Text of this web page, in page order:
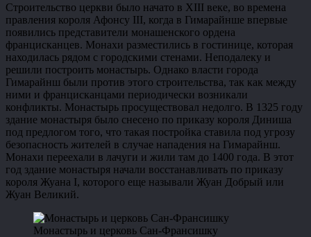
Строительство церкви было начато в XIII веке, во времена
правления короля Афонсу III, когда в Гимарайнше впервые
появились представители монашенского ордена
францисканцев. Монахи разместились в гостинице, которая
находилась рядом с городскими стенами. Неподалеку и
решили построить монастырь. Однако власти города
Гимарайнш были против этого строительства, так как между
ними и францисканцами периодически возникали
конфликты. Монастырь просуществовал недолго. В 1325 году
здание монастыря было снесено по приказу короля Диниша
под предлогом того, что такая постройка ставила под угрозу
безопасность жителей в случае нападения на Гимарайнш.
Монахи переехали в лачуги и жили там до 1400 года. В этот
год здание монастыря начали восстанавливать по приказу
короля Жуана I, которого еще называли Жуан Добрый или
Жуан Великий.
Монастырь и церковь Сан-Франсишку